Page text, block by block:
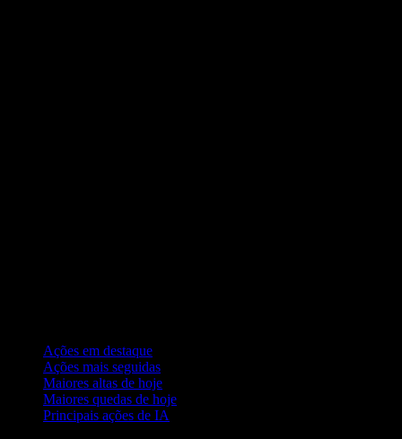
Ações em destaque
Ações mais seguidas
Maiores altas de hoje
Maiores quedas de hoje
Principais ações de IA